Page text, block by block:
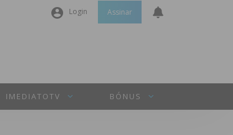
Login
Senha
Assinar
IMEDIATOTV BÓNUS